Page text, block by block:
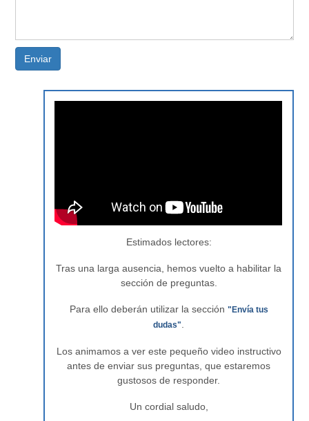
Enviar
Estimados lectores:
Tras una larga ausencia, hemos vuelto a habilitar la
sección de preguntas.
Para ello deberán utilizar la sección "Envía tus
dudas"
Los animamos a ver este pequeño video instructivo
antes de enviar sus preguntas, que estaremos
gustosos de responder.
Un cordial saludo,